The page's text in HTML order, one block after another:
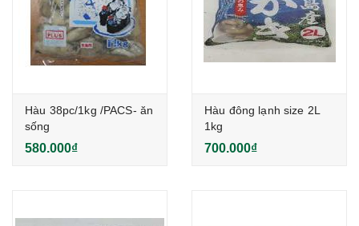
Hàu 38pc/1kg /PACS- ăn
sống
580.000₫
Hàu đông lạnh size 2L
1kg
700.000₫